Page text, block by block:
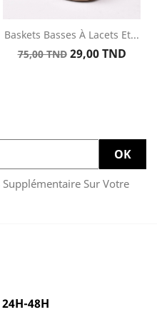
Baskets Basses À Lacets Et...
Prix
75,00 TND Prix
29,00 TND
Supplémentaire Sur Votre
48H